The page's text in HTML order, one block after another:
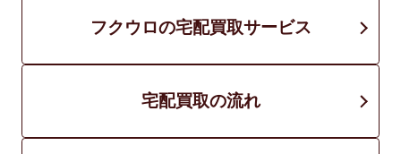
フクウロの宅配買取サービス
宅配買取の流れ